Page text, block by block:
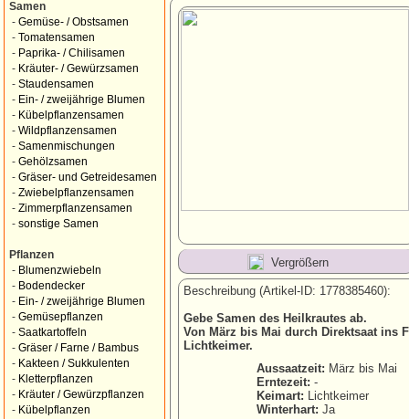
Samen
- Gemüse- / Obstsamen
- Tomatensamen
- Paprika- / Chilisamen
- Kräuter- / Gewürzsamen
- Staudensamen
- Ein- / zweijährige Blumen
- Kübelpflanzensamen
- Wildpflanzensamen
- Samenmischungen
- Gehölzsamen
- Gräser- und Getreidesamen
- Zwiebelpflanzensamen
- Zimmerpflanzensamen
- sonstige Samen
Pflanzen
- Blumenzwiebeln
- Bodendecker
- Ein- / zweijährige Blumen
- Gemüsepflanzen
- Saatkartoffeln
- Gräser / Farne / Bambus
- Kakteen / Sukkulenten
- Kletterpflanzen
- Kräuter / Gewürzpflanzen
- Kübelpflanzen
Vergrößern
Beschreibung (Artikel-ID: 1778385460):
Gebe Samen des Heilkrautes ab.
Von März bis Mai durch Direktsaat ins
Lichtkeimer.
Aussaatzeit: März bis Mai
Erntezeit: -
Keimart: Lichtkeimer
Winterhart: Ja